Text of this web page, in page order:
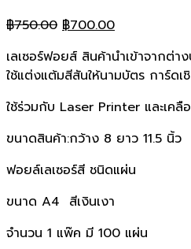
฿750.00 Original
was:
฿750.00.
฿700.00Current
is:
฿700.00.
เลเซอร์ฟอยส์ สินค้านำเข้าจากต่าง
ใช้แต่งแต้มสีสันให้นามบัตร การ์ด
ใช้ร่วมกับ Laser Printer และเค
ขนาดสินค้า:กว้าง 8 ยาว 11.5 นิ้ว
ฟอยล์เลเซอร์สี ชนิดแผ่น
ขนาด A4 สีเงินเงา
จำนวน 1 แพ๊ค มี 100 แผ่น